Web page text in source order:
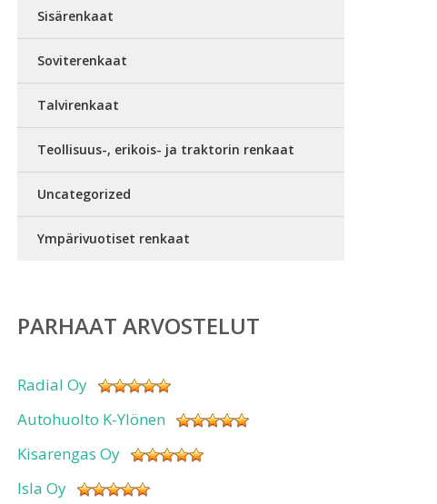
Sisärenkaat
Soviterenkaat
Talvirenkaat
Teollisuus-, erikois- ja traktorin renkaat
Uncategorized
Ympärivuotiset renkaat
PARHAAT ARVOSTELUT
Radial Oy
Autohuolto K-Ylönen
Kisarengas Oy
Isla Oy